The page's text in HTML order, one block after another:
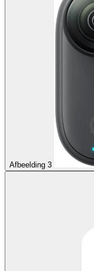
Afbeelding 3